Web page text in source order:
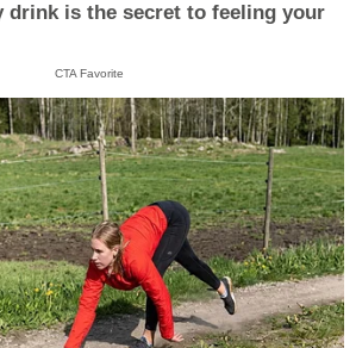
drink is the secret to feeling your
CTA Favorite